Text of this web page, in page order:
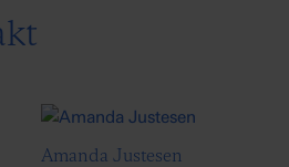
Amanda Justesen